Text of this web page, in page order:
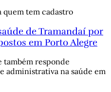
quem tem cadastro
de Tramandaí por
em Porto Alegre
responde
administrativa na saúde em